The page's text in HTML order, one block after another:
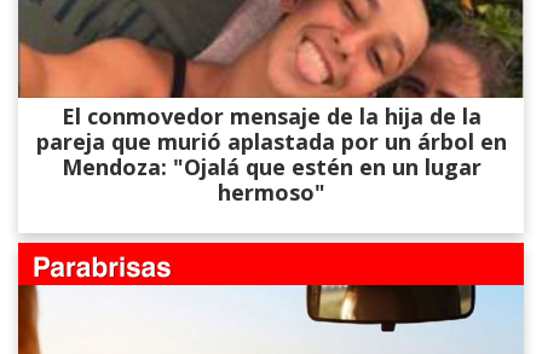
El conmovedor mensaje de la hija de la
pareja que murió aplastada por un árbol en
Mendoza: "Ojalá que estén en un lugar
hermoso"